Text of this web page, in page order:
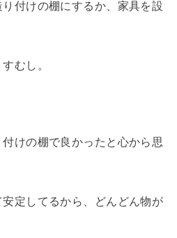
付けの棚にするか、家具を設
むし。
けの棚で良かったと心から思
定してるから、どんどん物が